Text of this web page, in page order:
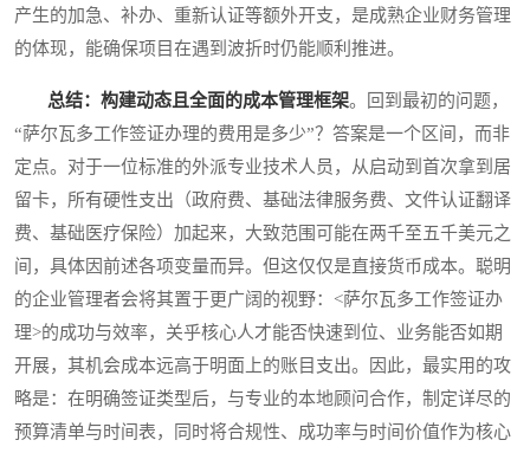
产生的加急、补办、重新认证等额外开支，是成熟企业财务管理
的体现，能确保项目在遇到波折时仍能顺利推进。
总结：构建动态且全面的成本管理框架。回到最初的问题，
“萨尔瓦多工作签证办理的费用是多少”？答案是一个区间，而非
定点。对于一位标准的外派专业技术人员，从启动到首次拿到居
留卡，所有硬性支出（政府费、基础法律服务费、文件认证翻译
费、基础医疗保险）加起来，大致范围可能在两千至五千美元之
间，具体因前述各项变量而异。但这仅仅是直接货币成本。聪明
的企业管理者会将其置于更广阔的视野：<萨尔瓦多工作签证办
理>的成功与效率，关乎核心人才能否快速到位、业务能否如期
开展，其机会成本远高于明面上的账目支出。因此，最实用的攻
略是：在明确签证类型后，与专业的本地顾问合作，制定详尽的
预算清单与时间表，同时将合规性、成功率与时间价值作为核心